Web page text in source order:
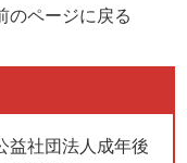
のページに戻る
益社団法人成年後